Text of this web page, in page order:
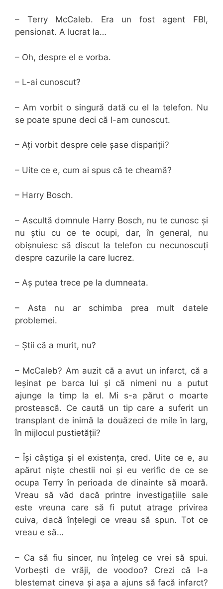
– Terry McCaleb. Era un fost agent FBI,
pensionat. A lucrat la…
– Oh, despre el e vorba.
– L-ai cunoscut?
– Am vorbit o singură dată cu el la telefon. Nu
se poate spune deci că l-am cunoscut.
– Ați vorbit despre cele șase dispariții?
– Uite ce e, cum ai spus că te cheamă?
– Harry Bosch.
– Ascultă domnule Harry Bosch, nu te cunosc și
nu știu cu ce te ocupi, dar, în general, nu
obișnuiesc să discut la telefon cu necunoscuți
despre cazurile la care lucrez.
– Aș putea trece pe la dumneata.
– Asta nu ar schimba prea mult datele
problemei.
– Știi că a murit, nu?
– McCaleb? Am auzit că a avut un infarct, că a
leșinat pe barca lui și că nimeni nu a putut
ajunge la timp la el. Mi s-a părut o moarte
prostească. Ce caută un tip care a suferit un
transplant de inimă la douăzeci de mile în larg,
în mijlocul pustietății?
– Își câștiga și el existența, cred. Uite ce e, au
apărut niște chestii noi și eu verific de ce se
ocupa Terry în perioada de dinainte să moară.
Vreau să văd dacă printre investigațiile sale
este vreuna care să fi putut atrage privirea
cuiva, dacă înțelegi ce vreau să spun. Tot ce
vreau e să…
– Ca să fiu sincer, nu înțeleg ce vrei să spui.
Vorbești de vrăji, de voodoo? Crezi că l-a
blestemat cineva și așa a ajuns să facă infarct?